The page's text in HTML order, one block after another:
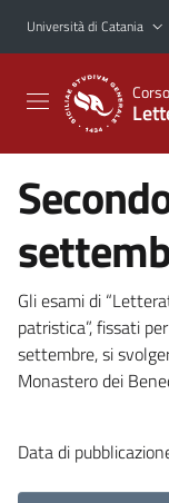
Vai al contenuto
Vai al menu di
Università di Catania
Gli esami di
patristica”, fissati
settembre, si
Monastero dei
Data di